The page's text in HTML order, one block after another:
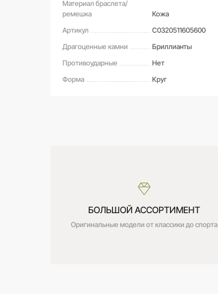
Материал браслета/
ремешка
Кожа
Артикул
C0320511605600
Драгоценные камни
Бриллианты
Противоударные
Нет
Форма
Круг
БОЛЬШОЙ АССОРТИМЕНТ
Оригинальные модели от классики до спорта